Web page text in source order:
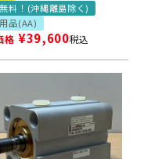
料！(沖縄離島除く)
品(AA)
格 ¥39,600税込